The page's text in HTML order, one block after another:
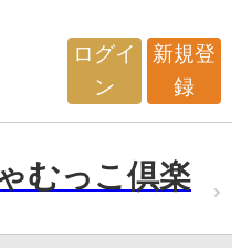
ログイ
ン
新規登
録
むっこ倶楽